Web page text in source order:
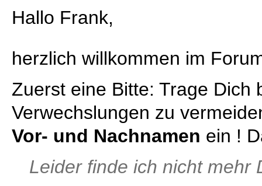
Hallo Frank,
herzlich willkommen im
Zuerst eine Bitte: Trage Dich
Verwechslungen zu
Vor- und Nachnamen ein !
Leider finde ich nicht mehr